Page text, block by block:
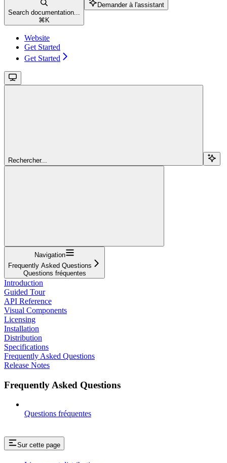
Search documentation...
⌘ K
Demander à l'assistant
Website
Get Started
Get Started
Rechercher...
Navigation
Frequently Asked Questions
Questions fréquentes
Introduction
Guided Tour
API Reference
Visual Components
Licensing
Installation
Distribution
Specifications
Frequently Asked Questions
Release Notes
Frequently Asked Questions
Questions fréquentes
Sur cette page